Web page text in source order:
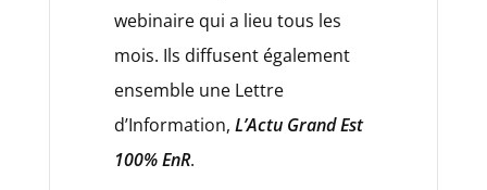
webinaire qui a lieu tous les
mois. Ils diffusent également
ensemble une Lettre
d’Information, L’Actu Grand Est
100% EnR.